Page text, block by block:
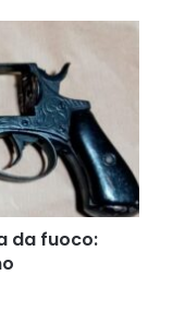
da fuoco: